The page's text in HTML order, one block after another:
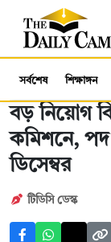
সর্বশেষ শিক্ষাঙ্গন
বড় নিয়োগ
কমিশনে,
ডিসেম্বর
টিডিসি ডেস্ক